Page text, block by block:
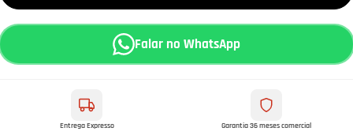
Falar no WhatsApp
Entrega Expresso Garantia 36 meses comercial